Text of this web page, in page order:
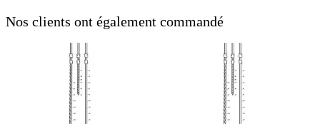
Nos clients ont également commandé